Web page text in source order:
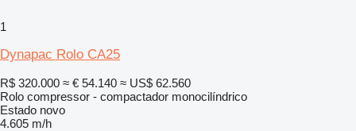
1
Dynapac Rolo CA25
R$ 320.000 ≈ € 54.140 ≈ US$ 62.560
Rolo compressor - compactador monocilíndrico
Estado novo
4.605 m/h